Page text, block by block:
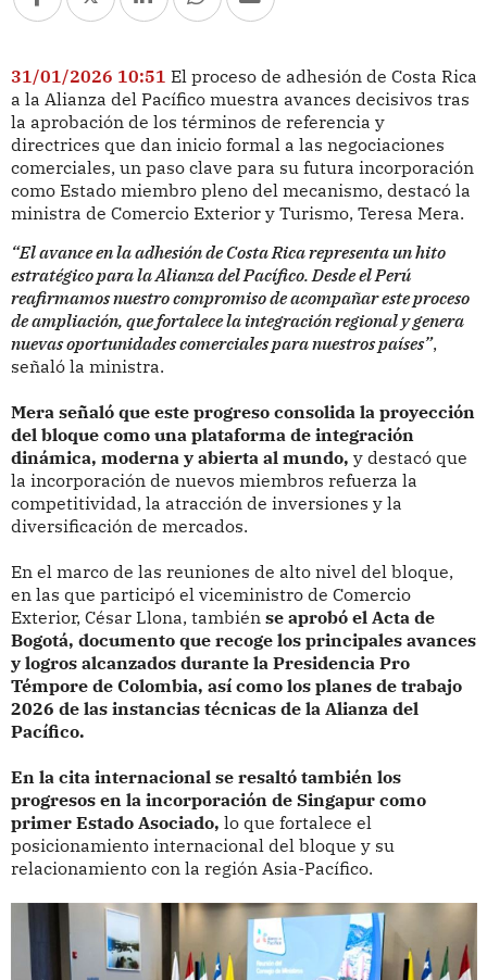
31/01/2026 10:51 El proceso de adhesión de Costa Rica
a la Alianza del Pacífico muestra avances decisivos tras
la aprobación de los términos de referencia y
directrices que dan inicio formal a las negociaciones
comerciales, un paso clave para su futura incorporación
como Estado miembro pleno del mecanismo, destacó la
ministra de Comercio Exterior y Turismo, Teresa Mera.
“El avance en la adhesión de Costa Rica representa un hito
estratégico para la Alianza del Pacífico. Desde el Perú
reafirmamos nuestro compromiso de acompañar este proceso
de ampliación, que fortalece la integración regional y genera
nuevas oportunidades comerciales para nuestros países”,
señaló la ministra.
Mera señaló que este progreso consolida la proyección
del bloque como una plataforma de integración
dinámica, moderna y abierta al mundo, y destacó que
la incorporación de nuevos miembros refuerza la
competitividad, la atracción de inversiones y la
diversificación de mercados.
En el marco de las reuniones de alto nivel del bloque,
en las que participó el viceministro de Comercio
Exterior, César Llona, también se aprobó el Acta de
Bogotá, documento que recoge los principales avances
y logros alcanzados durante la Presidencia Pro
Témpore de Colombia, así como los planes de trabajo
2026 de las instancias técnicas de la Alianza del
Pacífico.
En la cita internacional se resaltó también los
progresos en la incorporación de Singapur como
primer Estado Asociado, lo que fortalece el
posicionamiento internacional del bloque y su
relacionamiento con la región Asia-Pacífico.